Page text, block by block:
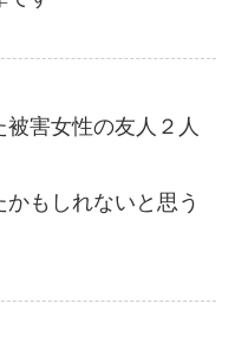
害女性の友人２人
もしれないと思う